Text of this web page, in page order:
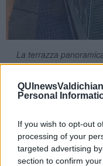
Personal
If you wish to opt-out
processing of your
targeted advertising
section to confirm
La terrazza
Quando, girato l’angolo
davanti agli occhi -
balzo all’indietro: “E